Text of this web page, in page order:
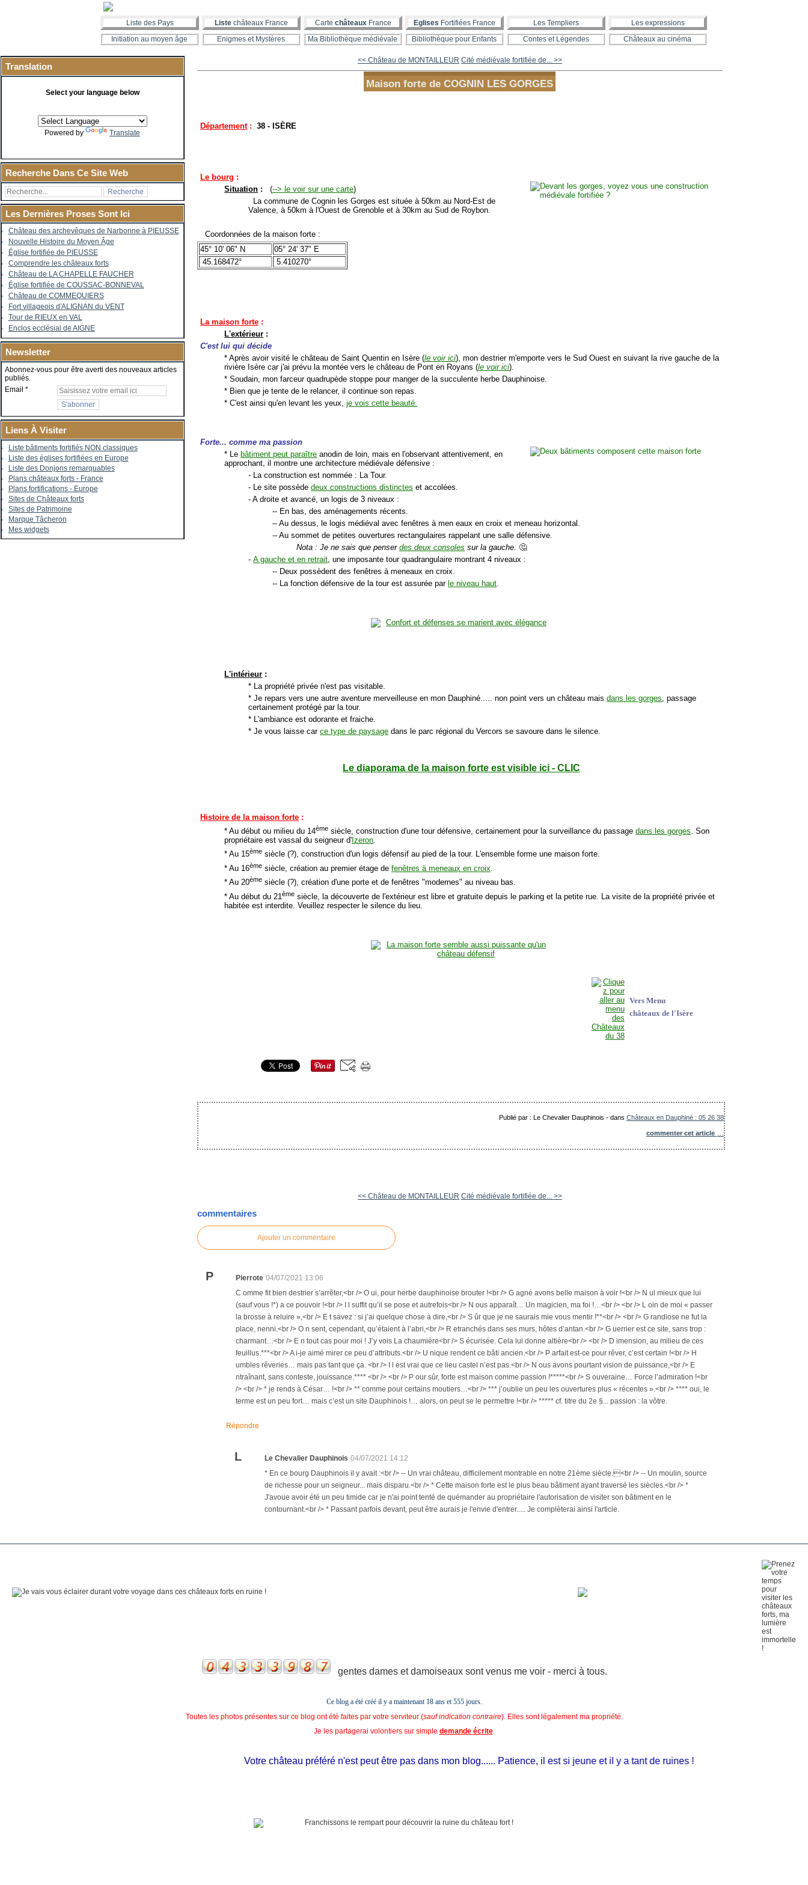
Liste des Pays Liste châteaux France Carte châteauxFrance Eglises Fortifiées France Les Templiers
Les expressions
Initiation au moyen âge
Enigmes et Mystères Ma Bibliothèque médiévale Bibliothèque pour Enfants Contes et Légendes Châteaux au cinéma
Translation
Select your language below
Powered by Translate
Recherche Dans Ce Site Web
Les Dernières Proses Sont Ici
Château des archevêques de Narbonne à PIEUSSE
Nouvelle Histoire du Moyen Âge
Église fortifiée de PIEUSSE
Comprendre les châteaux forts
Château de LA CHAPELLE FAUCHER
Église fortifiée de COUSSAC-BONNEVAL
Château de COMMEQUIERS
Fort villageois d'ALIGNAN du VENT
Tour de RIEUX en VAL
Enclos ecclésial de AIGNE
Newsletter
Abonnez-vous pour être averti des nouveaux articles
publiés.
Email
Liens À Visiter
Liste bâtiments fortifiés NON classiques
Liste des églises fortifiées en Europe
Liste des Donjons remarquables
Plans châteaux forts - France
Plans fortifications - Europe
Sites de Châteaux forts
Sites de Patrimoine
Marque Tâcheron
Mes widgets
<< Château de MONTAILLEUR Cité médiévale fortifiée de... >>
Maison forte de COGNIN LES GORGES
Département: 38 - ISÈRE
Le bourg :
Situation : (--> le voir sur une carte)
La commune de Cognin les Gorges est située à 50km au Nord-Est de
Valence, à 50km à l'Ouest de Grenoble et à 30km au Sud de Roybon.
Coordonnées de la maison forte :
45° 10' 06" N
05° 24' 37" E
45.168472°
5.410270°
La maison forte :
L'extérieur :
C'est lui qui décide
* Après avoir visité le château de Saint Quentin en Isère (le voir ici), mon destrier m'emporte vers le Sud Ouest en suivant la rive gauche de la
rivière Isère car j'ai prévu la montée vers le château de Pont en Royans (le voir ici).
* Soudain, mon farceur quadrupède stoppe pour manger de la succulente herbe Dauphinoise.
* Bien que je tente de le relancer, il continue son repas.
* C'est ainsi qu'en levant les yeux,je vois cette beauté.
Forte... comme ma passion
* Le bâtiment peut paraître anodin de loin, mais en l'observant attentivement, en
approchant, il montre une architecture médiévale défensive :
- La construction est nommée : La Tour.
- Le site possèdedeux constructions distinctes et accolées.
- A droite et avancé, un logis de 3 niveaux :
-- En bas, des aménagements récents.
-- Au dessus, le logis médiéval avec fenêtres à men eaux en croix et meneau horizontal.
-- Au sommet de petites ouvertures rectangulaires rappelant une salle défensive.
Nota : Je ne sais que penserdes deux consoles sur la gauche.🤔
-A gauche et en retrait , une imposante tour quadrangulaire montrant 4 niveaux :
-- Deux possèdent des fenêtres à meneaux en croix.
-- La fonction défensive de la tour est assurée par le niveau haut
L'intérieur :
* La propriété privée n'est pas visitable.
* Je repars vers une autre aventure merveilleuse en mon Dauphiné..... non point vers un château maisdans les gorges , passage
certainement protégé par la tour.
* L'ambiance est odorante et fraiche.
* Je vous laisse carce type de paysage dans le parc régional du Vercors se savoure dans le silence.
Le diaporama de la maison forte est visible ici - CLIC
Histoire de la maison forte :
* Au début ou milieu du 14ème siècle, construction d'une tour défensive, certainement pour la surveillance du passagedans les gorges. Son
propriétaire est vassal du seigneur d' Izeron.
* Au 15ème siècle (?), construction d'un logis défensif au pied de la tour. L'ensemble forme une maison forte.
* Au 16ème siècle, création au premier étage defenêtres à meneaux en croix.
* Au 20ème siècle (?), création d'une porte et de fenêtres "modernes" au niveau bas.
* Au début du 21ème siècle, la découverte de l'extérieur est libre et gratuite depuis le parking et la petite rue. La visite de la propriété privée et
habitée est interdite. Veuillez respecter le silence du lieu.
Vers Menu
châteaux de l'Isère
Publié par : Le Chevalier Dauphinois -dans Châteaux en Dauphiné : 05 26 38
commenter cet article
<< Château de MONTAILLEUR Cité médiévale fortifiée de... >>
commentaires
Ajouter un commentaire
P Pierrote 04/07/2021 13:06
C omme fit bien destrier s’arrêter,<br /> O ui, pour herbe dauphinoise brouter !<br /> G agné avons belle maison à voir !<br /> N ul mieux que lui
(sauf vous !*) a ce pouvoir !<br /> I l suffit qu’il se pose et autrefois<br /> N ous apparaît… Un magicien, ma foi !…<br /> <br /> L oin de moi « passer
la brosse à reluire »,<br /> E t savez : si j’ai quelque chose à dire,<br /> S ûr que je ne saurais mie vous mentir !**<br /> <br /> G randiose ne fut la
place, nenni.<br /> O n sent, cependant, qu’étaient à l’abri,<br /> R etranchés dans ses murs, hôtes d’antan.<br /> G uerrier est ce site, sans trop :
charmant…<br /> E n tout cas pour moi ! J’y vois La chaumière<br /> S écurisée. Cela lui donne altière<br /> <br /> D imension, au milieu de ces
feuillus.***<br /> A i-je aimé mirer ce peu d’attributs.<br /> U nique rendent ce bâti ancien.<br /> P arfait est-ce pour rêver, c’est certain !<br /> H
umbles rêveries… mais pas tant que ça. <br /> I l est vrai que ce lieu castel n’est pas.<br /> N ous avons pourtant vision de puissance,<br /> E
ntraînant, sans conteste, jouissance.**** <br /> <br /> P our sûr, forte est maison comme passion !*****<br /> S ouveraine… Force l’admiration !<br
/> <br /> * je rends à César… !<br /> ** comme pour certains moutiers…<br /> *** j’oublie un peu les ouvertures plus « récentes ».<br /> **** oui, le
terme est un peu fort… mais c’est un site Dauphinois !… alors, on peut se le permettre !<br /> ***** cf. titre du 2e §... passion : la vôtre.
Répondre
L Le Chevalier Dauphinois 04/07/2021 14:12
* En ce bourg Dauphinois il y avait :<br /> -- Un vrai château, difficilement montrable en notre 21ème siècle.<br /> -- Un moulin, source
de richesse pour un seigneur... mais disparu.<br /> * Cette maison forte est le plus beau bâtiment ayant traversé les siècles.<br /> *
J'avoue avoir été un peu timide car je n'ai point tenté de quémander au propriétaire l'autorisation de visiter son bâtiment en le
contournant.<br /> * Passant parfois devant, peut être aurais je l'envie d'entrer..... Je complèterai ainsi l'article.
gentes dames et damoiseaux sont venus me voir - merci à tous.
Ce blog a été créé il y a maintenant 18 ans et555 jours.
Toutes les photos présentes sur ce blog ont été faites par votre serviteur (sauf indication contraire). Elles sont légalement ma propriété.
Je les partagerai volontiers sur simple demande écrite.
Votre château préféré n'est peut être pas dans mon blog...... Patience, il est si jeune et il y a tant de ruines !